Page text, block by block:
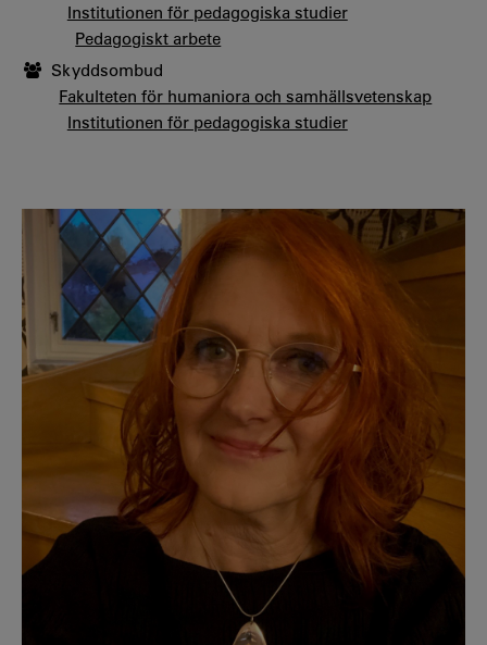
Institutionen för pedagogiska studier
Pedagogiskt arbete
Skyddsombud
Fakulteten för humaniora och samhällsvetenskap
Institutionen för pedagogiska studier